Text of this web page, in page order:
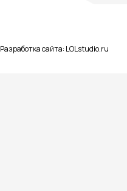
Разработка сайта: LOLstudio.ru